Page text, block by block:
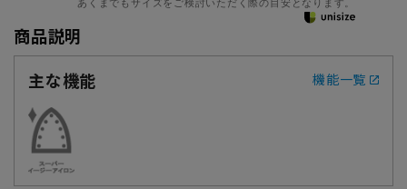
商品説明
主な機能
機能一覧